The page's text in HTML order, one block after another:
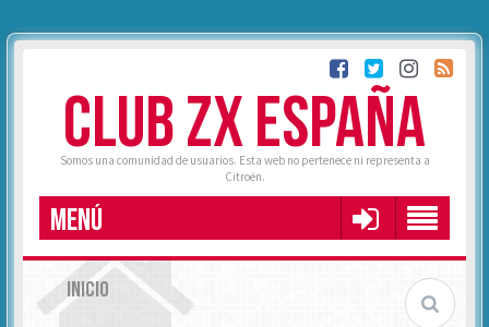
CLUB ZX ESPAÑA
Somos una comunidad de usuarios. Esta web no pertenece ni representa a
Citroën.
MENÚ
INICIO